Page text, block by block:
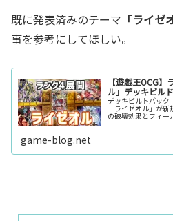
既に発表済みのテーマ 「ライゼ
事を参考にしてほしい。
【遊戯王OCG
ル」デッキビル
デッキビルトパック
「ライゼオル」が
の破壊効果とフィー
game-blog.net